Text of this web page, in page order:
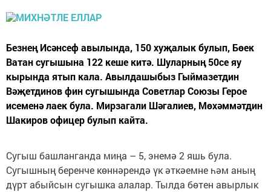
Безнең Исәнсеф авылында, 150 хуҗалык булып, Бөек
Ватан сугышына 122 кеше китә. Шуларның 50се яу
кырында ятып кала. Авылдашыбыз Гыймазетдин
Вәҗетдинов фин сугышында Советлар Союзы Герое
исеменә лаек була. Мирзагали Шәгалиев, Мөхәммәтдин
Шакиров офицер булып кайта.
Сугыш башланганда миңа – 5, энемә 2 яшь була.
Сугышның беренче көннәрендә үк әткәемне һәм аның
дүрт абыйсын сугышка алалар. Тылда бөтен авырлык